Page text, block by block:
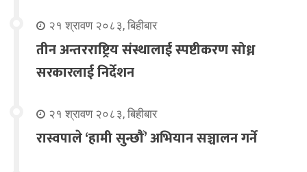
२१ श्रावण २०८३, बिहीबार
तीन अन्तरराष्ट्रिय संस्थालाई स्पष्टीकरण सोध्न
सरकारलाई निर्देशन
२१ श्रावण २०८३, बिहीबार
रास्वपाले ‘हामी सुन्छौँ’ अभियान सञ्चालन गर्ने